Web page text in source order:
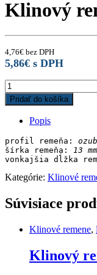
Klinový
4,76€ bez DPH
5,86€ s DPH
Klinový
remeň
13x1060
quantity
Pridať do košíka
Popis
profil remeňa:
šírka remeňa:
13 mm
vonkajšia dĺžka
Kategórie: Klinové
Súvisiace
Klinové remene,
Klinový